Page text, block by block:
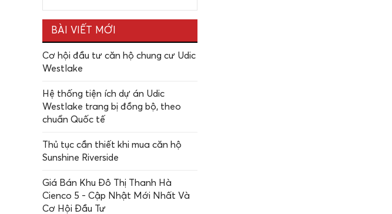
BÀI VIẾT MỚI
Cơ hội đầu tư căn hộ chung cư Udic
Westlake
Hệ thống tiện ích dự án Udic
Westlake trang bị đồng bộ, theo
chuẩn Quốc tế
Thủ tục cần thiết khi mua căn hộ
Sunshine Riverside
Giá Bán Khu Đô Thị Thanh Hà
Cienco 5 - Cập Nhật Mới Nhất Và
Cơ Hội Đầu Tư